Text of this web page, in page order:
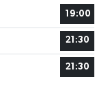
19:00
21:30
21:30